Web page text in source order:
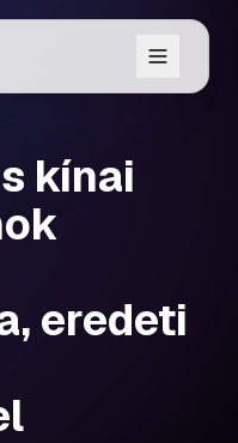
kínai
eredeti